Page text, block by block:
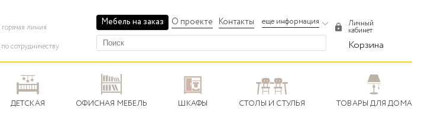
горячая линия
по сотрудничеству
Мебель на заказ О проекте Контакты еще информация Личный
кабинет
Корзина
ДЕТСКАЯ ОФИСНАЯ МЕБЕЛЬ ШКАФЫ СТОЛЫ И СТУЛЬЯ ТОВАРЫ ДЛЯ ДОМА